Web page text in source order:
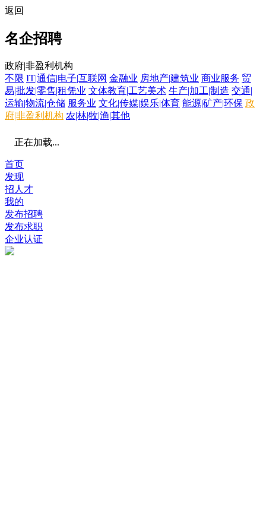
返回
名企招聘
政府|非盈利机构
不限 IT|通信|电子|互联网 金融业 房地产|建筑业 商业服务 贸
易|批发|零售|租凭业 文体教育|工艺美术 生产|加工|制造 交通|
运输|物流|仓储 服务业 文化|传媒|娱乐|体育 能源|矿产|环保 政
府|非盈利机构 农|林|牧|渔|其他
正在加载...
首页
发现
招人才
我的
发布招聘
发布求职
企业认证